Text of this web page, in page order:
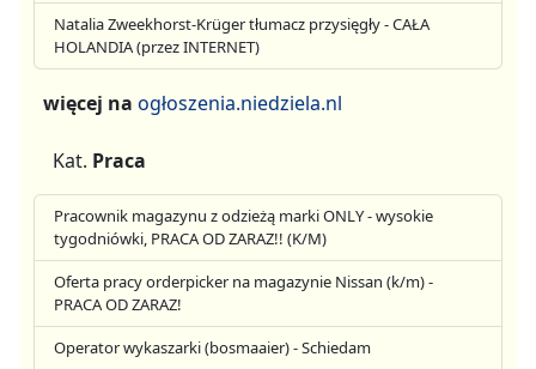
Natalia Zweekhorst-Krüger tłumacz przysięgły - CAŁA
HOLANDIA (przez INTERNET)
więcej na ogłoszenia.niedziela.nl
Kat. Praca
Pracownik magazynu z odzieżą marki ONLY - wysokie
tygodniówki, PRACA OD ZARAZ!! (K/M)
Oferta pracy orderpicker na magazynie Nissan (k/m) -
PRACA OD ZARAZ!
Operator wykaszarki (bosmaaier) - Schiedam